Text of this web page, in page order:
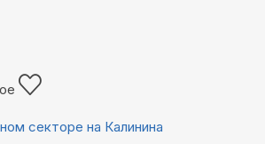
секторе на Калинина